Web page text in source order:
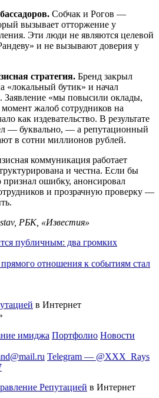
Собчак и Рогов —
вызывает отторжение у
Эти люди не являются целевой
и не вызывают доверия у
стратегия. Бренд закрыл
«локальный бутик» и начал
Заявление «мы повысили оклады,
жалоб сотрудников на
как издевательство. В результате
— буквально, — а репутационный
в сотни миллионов рублей.
коммуникация работает
и честна. Если бы
признал ошибку, анонсировал
и прозрачную проверку —
РБК, «Известия»
публичным: два громких
отношения к событиям стал
в Интернет
имиджа Портфолио Новости
Telegram — @XXX_Rays
Репутацией в Интернет